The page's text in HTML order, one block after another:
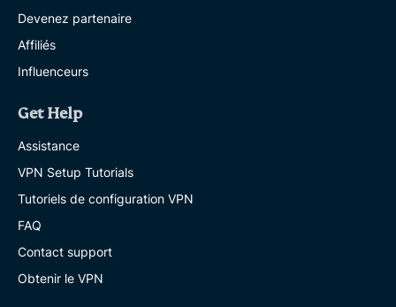
Devenez partenaire
Affiliés
Influenceurs
Get Help
Assistance
VPN Setup Tutorials
Tutoriels de configuration VPN
FAQ
Contact support
Obtenir le VPN